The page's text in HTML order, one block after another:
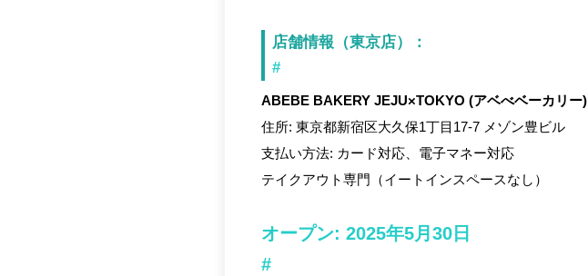
店舗情報（東京店）：
#
ABEBE BAKERY JEJU×TOKYO (アベべベーカリー)
住所: 東京都新宿区大久保1丁目17-7 メゾン豊ビル
支払い方法: カード対応、電子マネー対応
テイクアウト専門（イートインスペースなし）
オープン: 2025年5月30日
#